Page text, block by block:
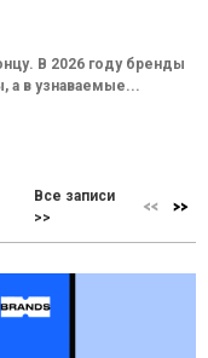
В 2026 году бренды
а в узнаваемые...
Все записи
>>